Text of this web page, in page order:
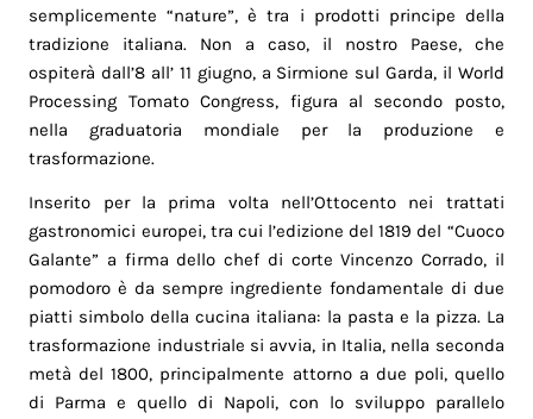
semplicemente “nature”, è tra i prodotti principe della
tradizione italiana. Non a caso, il nostro Paese, che
ospiterà dall’8 all’ 11 giugno, a Sirmione sul Garda, il World
Processing Tomato Congress, figura al secondo posto,
nella graduatoria mondiale per la produzione e
trasformazione.
Inserito per la prima volta nell’Ottocento nei trattati
gastronomici europei, tra cui l’edizione del 1819 del “Cuoco
Galante” a firma dello chef di corte Vincenzo Corrado, il
pomodoro è da sempre ingrediente fondamentale di due
piatti simbolo della cucina italiana: la pasta e la pizza. La
trasformazione industriale si avvia, in Italia, nella seconda
metà del 1800, principalmente attorno a due poli, quello
di Parma e quello di Napoli, con lo sviluppo parallelo